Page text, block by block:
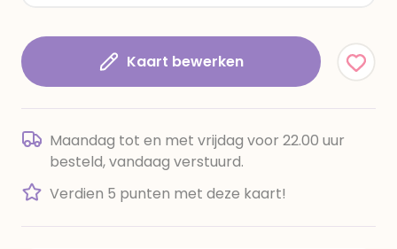
Kaart bewerken
Maandag tot en met vrijdag voor 22.00 uur
besteld, vandaag verstuurd.
Verdien 5 punten met deze kaart!